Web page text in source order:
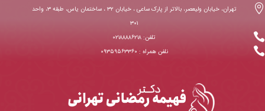

تهران، خیابان ولیعصر، بالاتر از پارک ساعی ، خیابان ۳۲ ، ساختمان یاس، طبقه ۳، واحد
۳۰۱
 تلفن: ۰۲۱۸۸۸۸۶۲۱۸
 نلفن همراه : ۰۹۳۵۹۵۶۳۳۶۰